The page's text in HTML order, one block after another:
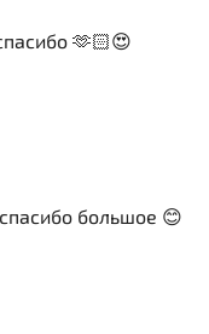
🫶🏻😍
большое 😊